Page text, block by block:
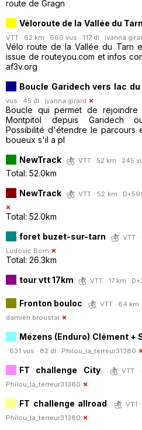
route de Gragn
Véloroute de la Vallée du
VTT · 62 km · 660 vus · 117 dl ·
Vélo route de la Vallée du Tarn
issue de routeyou.com et infos
af3v.org
Boucle Garidech vers lac du
vus · 45 dl · ivanna.girard
Boucle qui permet de
Montpitol depuis Garidech ou
Possibilité d'étendre le parcours
boueux s'il a pl
NewTrack
VTT · 52 km · 245
Total: 52.0km
NewTrack
VTT · 52 km ·
Total: 52.0km
foret buzet-sur-tarn
VTT
Ludovic.Born
Total: 26.3km
tour vtt 17km
VTT · 17 km ·
Fronton bouloc
VTT · 64 km
damien.broustal
Mézens (Enduro) Clément +
· 631 vus · 82 dl · Philou_la_terreur31380
FT challenge City
VTT
Philou_la_terreur31380
FT challenge allroad
VTT
Philou_la_terreur31380